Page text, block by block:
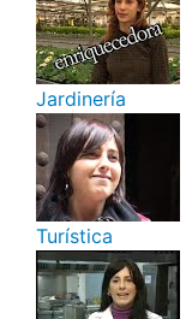
Jardinería
Turística